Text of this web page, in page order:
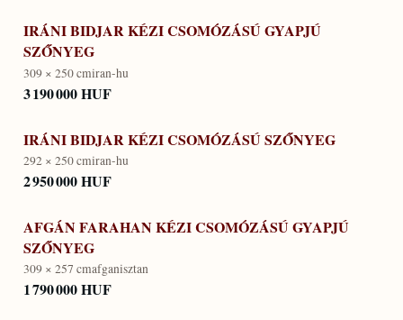
IRÁNI BIDJAR KÉZI CSOMÓZÁSÚ GYAPJÚ
SZŐNYEG
309 × 250 cmiran-hu
3 190 000 HUF
IRÁNI BIDJAR KÉZI CSOMÓZÁSÚ SZŐNYEG
292 × 250 cmiran-hu
2 950 000 HUF
AFGÁN FARAHAN KÉZI CSOMÓZÁSÚ GYAPJÚ
SZŐNYEG
309 × 257 cmafganisztan
1 790 000 HUF